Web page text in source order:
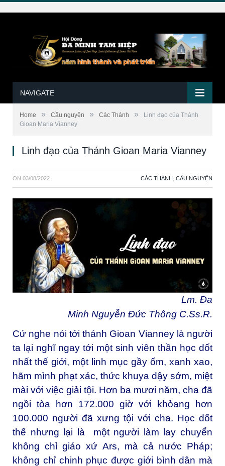
NAVIGATE
Home » Cầu nguyện » Các Thánh »
Linh đạo của Thánh
Gioan Maria Vianney
Linh đạo của Thánh Gioan Maria Vianney
ON 03/08/2022 CÁC THÁNH CẦU NGUYỆN
Lm. Đa
Minh Nguyễn Đức Thông C.Ss.R.
Cứ nghe nói tới thánh Gioan Vianney là người
ta lại nghĩ ngay tới một sinh viên thần học dốt
nhất thế giới, một linh mục gầy ốm, xanh xao,
hãm mình phạt xác, thức khuya dậy sớm, miệt
mài với việc giải tội. Hơn ba mươi năm, cha đã
ngồi tòa hơn 172.000 giờ với khỏang hơn
100.000 người đã xưng tội với cha. Học dốt
thế nhưng lại là một người làm lay chuyển
không chỉ giáo xứ Ars, mà cả nước Pháp;
không chỉ chinh phục được giới bình dân mà